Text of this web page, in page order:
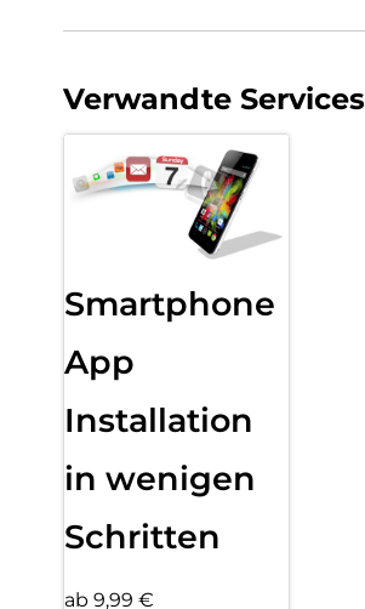
Verwandte Services
Smartphone
App
Installation
in wenigen
Schritten
ab 9,99 €